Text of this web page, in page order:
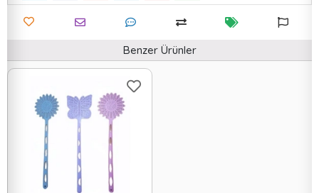
Benzer Ürünler